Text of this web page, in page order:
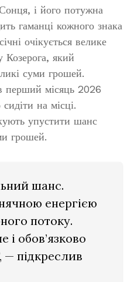
і його потужна
гаманці кожного знака
очікується велике
Козерога, який
суми грошей.
перший місяць 2026
на місці.
упустити шанс
грошей.
шанс.
енергією
потоку.
і обов’язково
— підкреслив